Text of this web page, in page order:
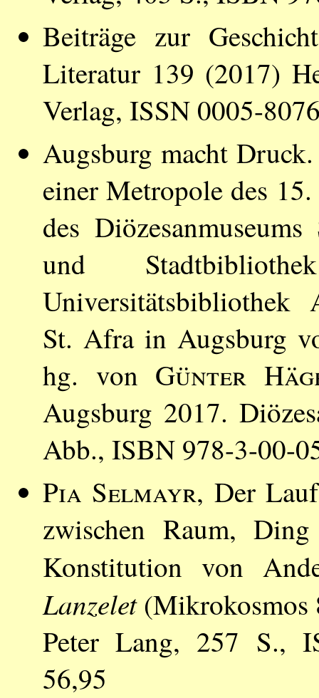
Beiträge zur
Literatur 139 (2017)
Verlag, ISSN 0005-
Augsburg macht
einer Metropole des
des
und
Universitätsbibliothek
St. Afra in Augsburg
hg. von Günter
Augsburg 2017.
Abb., ISBN 978-3-00-
Pia Selmayr, Der
zwischen Raum,
Konstitution von
Lanzelet(Mikrokosmos
Peter Lang, 257 S.,
56,95